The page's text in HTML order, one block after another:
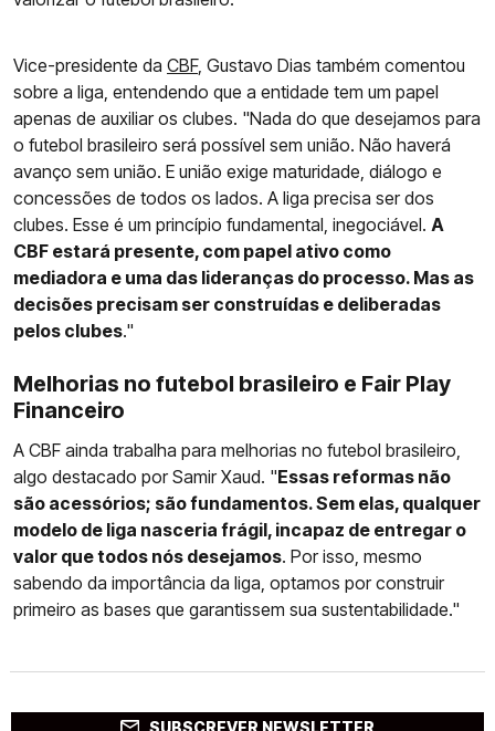
Vice-presidente da CBF, Gustavo Dias também comentou
sobre a liga, entendendo que a entidade tem um papel
apenas de auxiliar os clubes. "Nada do que desejamos para
o futebol brasileiro será possível sem união. Não haverá
avanço sem união. E união exige maturidade, diálogo e
concessões de todos os lados. A liga precisa ser dos
clubes. Esse é um princípio fundamental, inegociável. A
CBF estará presente, com papel ativo como
mediadora e uma das lideranças do processo. Mas as
decisões precisam ser construídas e deliberadas
pelos clubes."
Melhorias no futebol brasileiro e Fair Play
Financeiro
A CBF ainda trabalha para melhorias no futebol brasileiro,
algo destacado por Samir Xaud. "Essas reformas não
são acessórios; são fundamentos. Sem elas, qualquer
modelo de liga nasceria frágil, incapaz de entregar o
valor que todos nós desejamos. Por isso, mesmo
sabendo da importância da liga, optamos por construir
primeiro as bases que garantissem sua sustentabilidade."
SUBSCREVER NEWSLETTER